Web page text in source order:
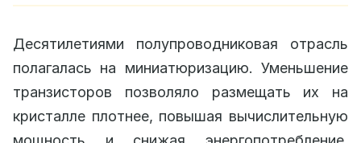
Десятилетиями полупроводниковая отрасль
полагалась на миниатюризацию. Уменьшение
транзисторов позволяло размещать их на
кристалле плотнее, повышая вычислительную